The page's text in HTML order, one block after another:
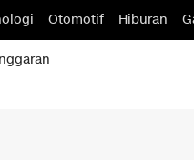
Otomotif Hiburan